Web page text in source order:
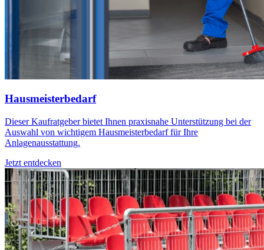
Hausmeisterbedarf
Dieser Kaufratgeber bietet Ihnen praxisnahe Unterstützung bei der
Auswahl von wichtigem Hausmeisterbedarf für Ihre
Anlagenausstattung.
Jetzt entdecken